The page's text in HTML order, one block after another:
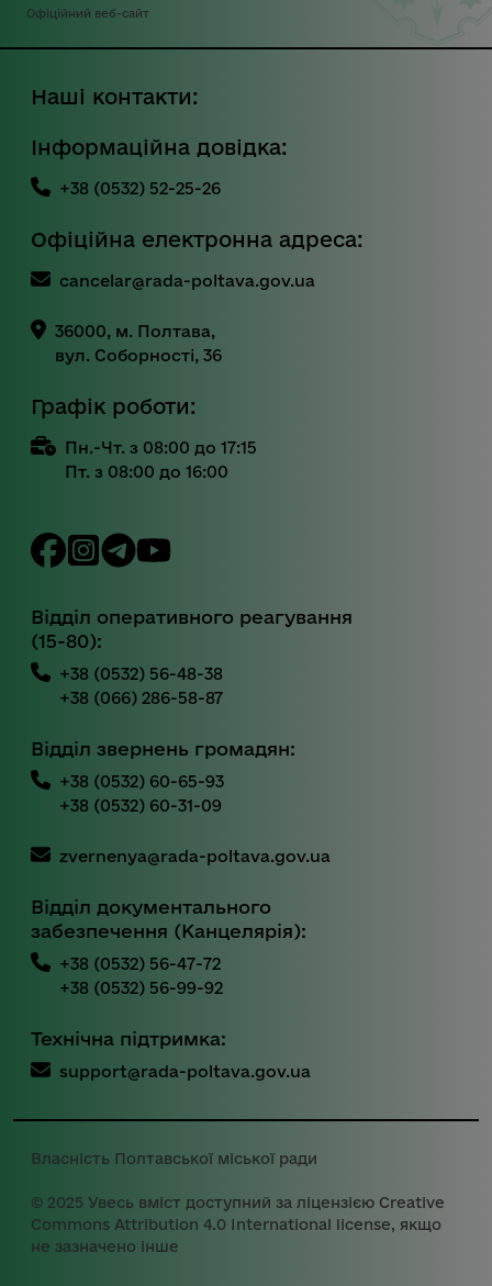
Офіційний веб-сайт
Наші контакти:
Інформаційна довідка:
+38 (0532) 52-25-26
Офіційна електронна адреса:
cancelar@rada-poltava.gov.ua
36000, м. Полтава,
вул. Соборності, 36
Графік роботи:
Пн.-Чт. з 08:00 до 17:15
Пт. з 08:00 до 16:00
Відділ оперативного реагування
(15-80):
+38 (0532) 56-48-38
+38 (066) 286-58-87
Відділ звернень громадян:
+38 (0532) 60-65-93
+38 (0532) 60-31-09
zvernenya@rada-poltava.gov.ua
Відділ документального
забезпечення (Канцелярія):
+38 (0532) 56-47-72
+38 (0532) 56-99-92
Технічна підтримка:
support@rada-poltava.gov.ua
Власність Полтавської міської ради
© 2025 Увесь вміст доступний за ліцензією Creative
Commons Attribution 4.0 International license, якщо
не зазначено інше